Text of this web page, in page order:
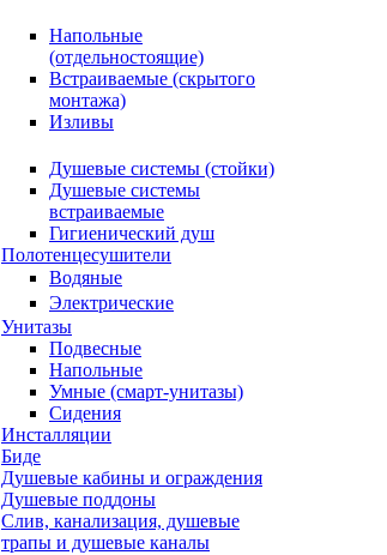
Напольные
(отдельностоящие)
Встраиваемые (скрытого
монтажа)
Изливы
Душевые системы (стойки)
Душевые системы
встраиваемые
Гигиенический душ
Полотенцесушители
ㅤВодяные
ㅤЭлектрические
Унитазы
Подвесные
Напольные
Умные (смарт-унитазы)
Сидения
Инсталляции
Биде
Душевые кабины и ограждения
Душевые поддоны
Слив, канализация, душевые
трапы и душевые каналы